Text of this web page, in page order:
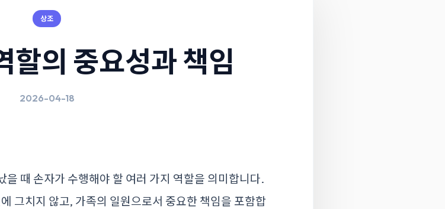
상조
할의 중요성과 책임
2026-04-18
때 손자가 수행해야 할 여러 가지 역할을 의미합니다.
그치지 않고, 가족의 일원으로서 중요한 책임을 포함합